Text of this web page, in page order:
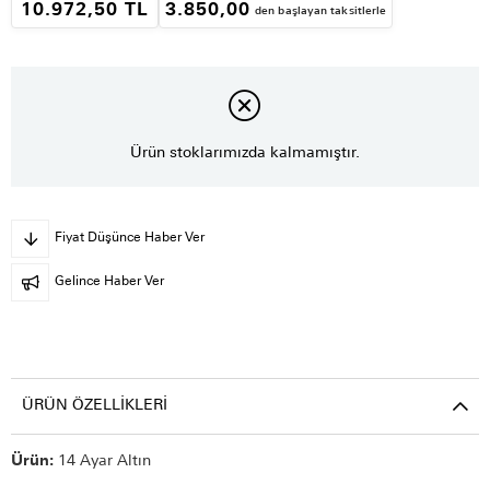
10.972,50 TL 3.850,00 den başlayan taksitlerle
Ürün stoklarımızda kalmamıştır.
Fiyat Düşünce Haber Ver
Gelince Haber Ver
ÜRÜN ÖZELLIKLERI
Ürün: 14 Ayar Altın